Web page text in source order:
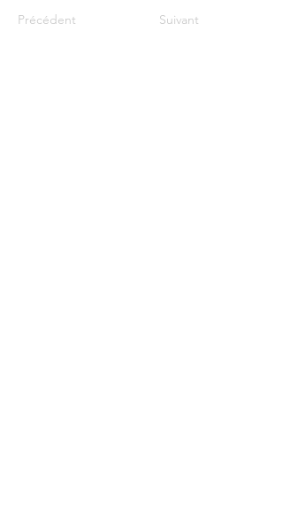
Précédent Suivant